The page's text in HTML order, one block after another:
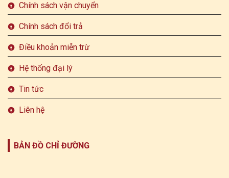
Chính sách vận chuyển
Chính sách đổi trả
Điều khoản miễn trừ
Hệ thống đại lý
Tin tức
Liên hệ
BẢN ĐỒ CHỈ ĐƯỜNG